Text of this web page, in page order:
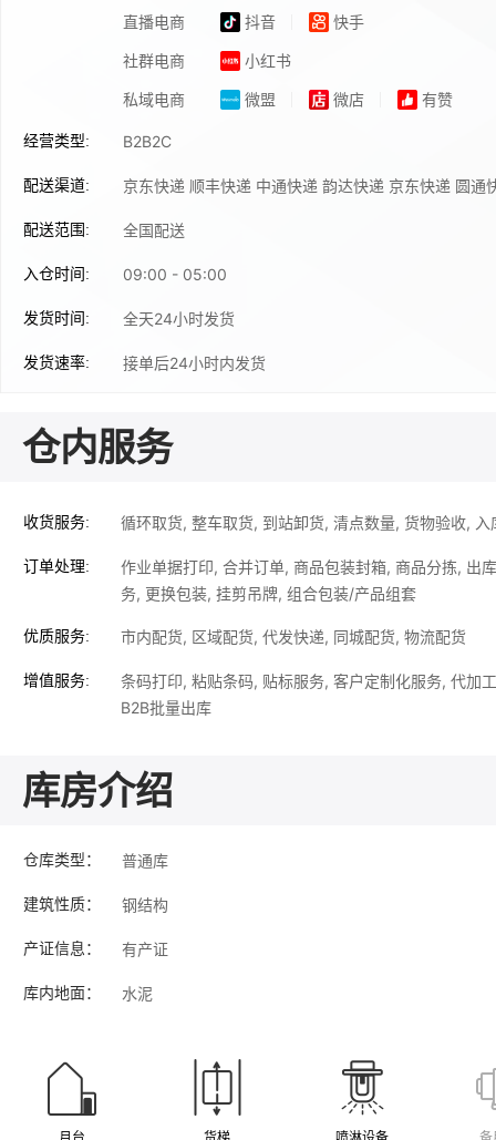
直播电商 抖音 快手
社群电商 小红书
私域电商 微盟 微店 有赞
经营类型: B2B2C
配送渠道: 京东快递 顺丰快递 中通快递 韵达快递 京东快递 圆通
配送范围: 全国配送
入仓时间: 09:00 - 05:00
发货时间: 全天24小时发货
发货速率: 接单后24小时内发货
仓内服务
收货服务: 循环取货, 整车取货, 到站卸货, 清点数量, 货物验收, 入
订单处理:
作业单据打印, 合并订单, 商品包装封箱, 商品分拣, 出
务, 更换包装, 挂剪吊牌, 组合包装/产品组套
优质服务: 市内配货, 区域配货, 代发快递, 同城配货, 物流配货
增值服务:
条码打印, 粘贴条码, 贴标服务, 客户定制化服务, 代加
B2B批量出库
库房介绍
仓库类型： 普通库
建筑性质： 钢结构
产证信息： 有产证
库内地面： 水泥